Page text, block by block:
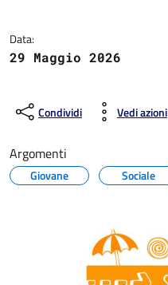
Data:
29 Maggio 2026
Condividi Vedi azioni
Argomenti
Giovane Sociale